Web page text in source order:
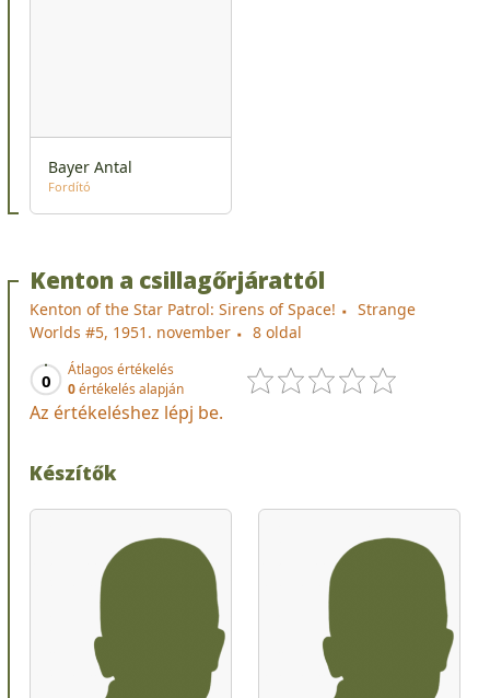
Bayer Antal
Fordító
Kenton a csillagőrjárattól
Kenton of the Star Patrol: Sirens of Space!
Strange
Worlds #5, 1951. november
8 oldal
0
Átlagos értékelés
0értékelés alapján
Az értékeléshez lépj be.
Készítők